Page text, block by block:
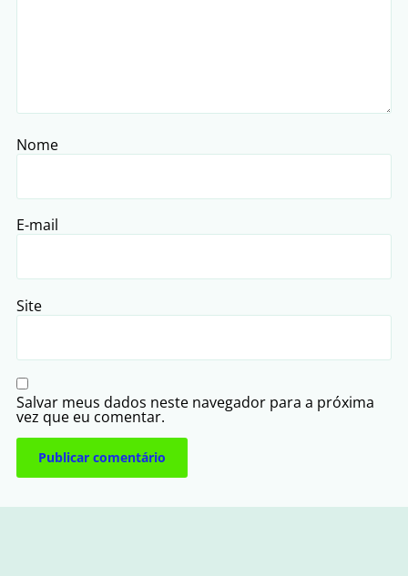
Nome
E-mail
Site
Salvar meus dados neste navegador para a próxima
vez que eu comentar.